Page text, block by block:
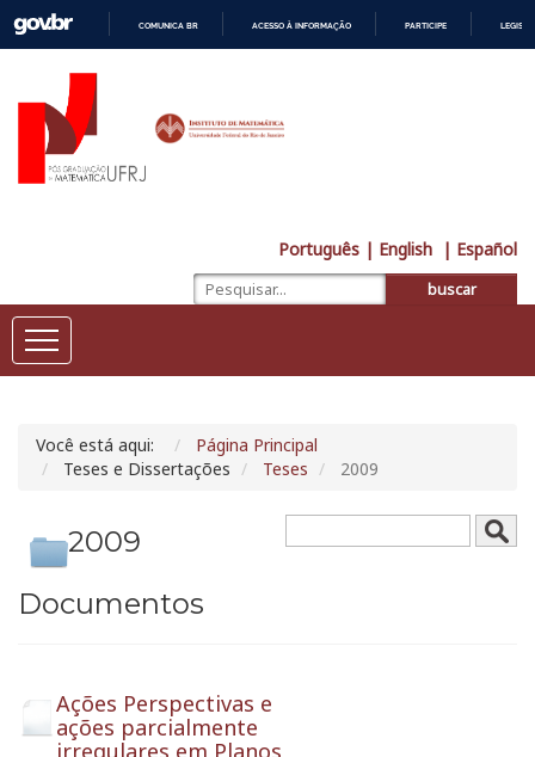
COMUNICA BR ACESSO À INFORMAÇÃO PARTICIPE
Português | English | Español
buscar
Você está aqui:
Página Principal
Teses e Dissertações
Teses 2009
2009
Documentos
Ações Perspectivas e
ações parcialmente
irregulares em Planos